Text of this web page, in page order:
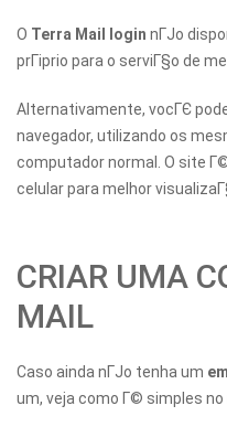
O Terra Mail login nГЈo
prГіprio para o serviГ§o de
Alternativamente, vocГЄ
navegador, utilizando os
computador normal. O site
celular para melhor
CRIAR UMA
MAIL
Caso ainda nГЈo tenha um
um, veja como Г© simples